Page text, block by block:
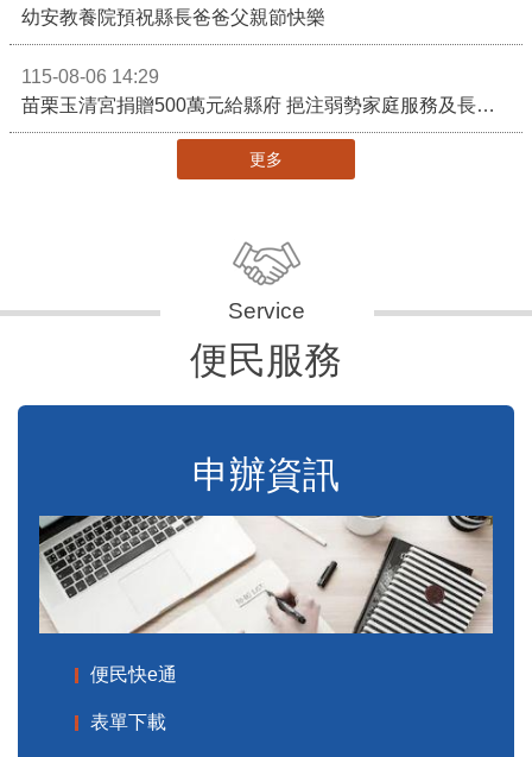
幼安教養院預祝縣長爸爸父親節快樂
115-08-06 14:29
苗栗玉清宮捐贈500萬元給縣府 挹注弱勢家庭服務及長照醫療資源
更多
便民服務
申辦資訊
便民快e通
表單下載